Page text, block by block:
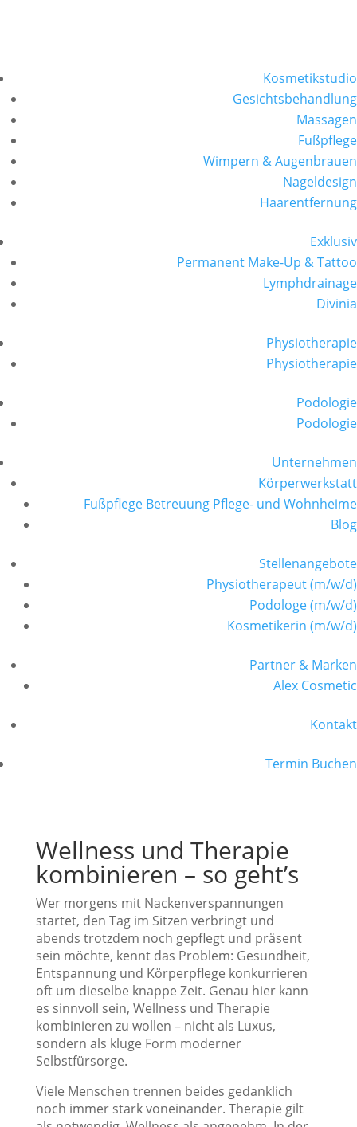
Kosmetikstudio
Gesichtsbehandlung
Massagen
Fußpflege
Wimpern & Augenbrauen
Nageldesign
Haarentfernung
Exklusiv
Permanent Make-Up & Tattoo
Lymphdrainage
Divinia
Physiotherapie
Physiotherapie
Podologie
Podologie
Unternehmen
Körperwerkstatt
Fußpflege Betreuung Pflege- und Wohnheime
Blog
Stellenangebote
Physiotherapeut (m/w/d)
Podologe (m/w/d)
Kosmetikerin (m/w/d)
Partner & Marken
Alex Cosmetic
Kontakt
Termin Buchen
Wellness und Therapie
kombinieren – so geht’s
Wer morgens mit Nackenverspannungen
startet, den Tag im Sitzen verbringt und
abends trotzdem noch gepflegt und präsent
sein möchte, kennt das Problem: Gesundheit,
Entspannung und Körperpflege konkurrieren
oft um dieselbe knappe Zeit. Genau hier kann
es sinnvoll sein, Wellness und Therapie
kombinieren zu wollen – nicht als Luxus,
sondern als kluge Form moderner
Selbstfürsorge.
Viele Menschen trennen beides gedanklich
noch immer stark voneinander. Therapie gilt